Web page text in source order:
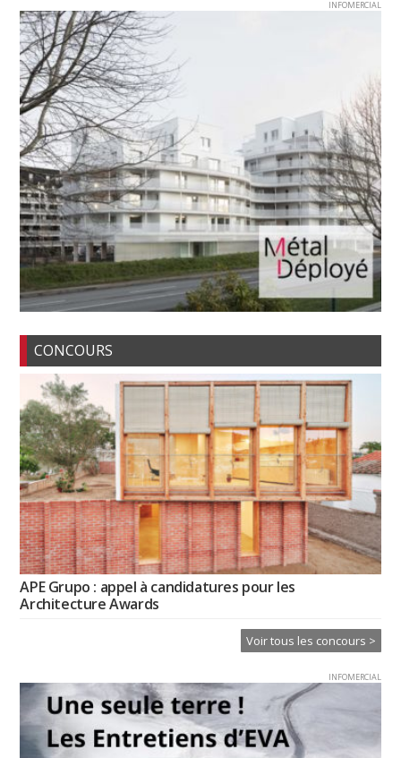
INFOMERCIAL
CONCOURS
APE Grupo : appel à candidatures pour les
Architecture Awards
Voir tous les concours >
INFOMERCIAL